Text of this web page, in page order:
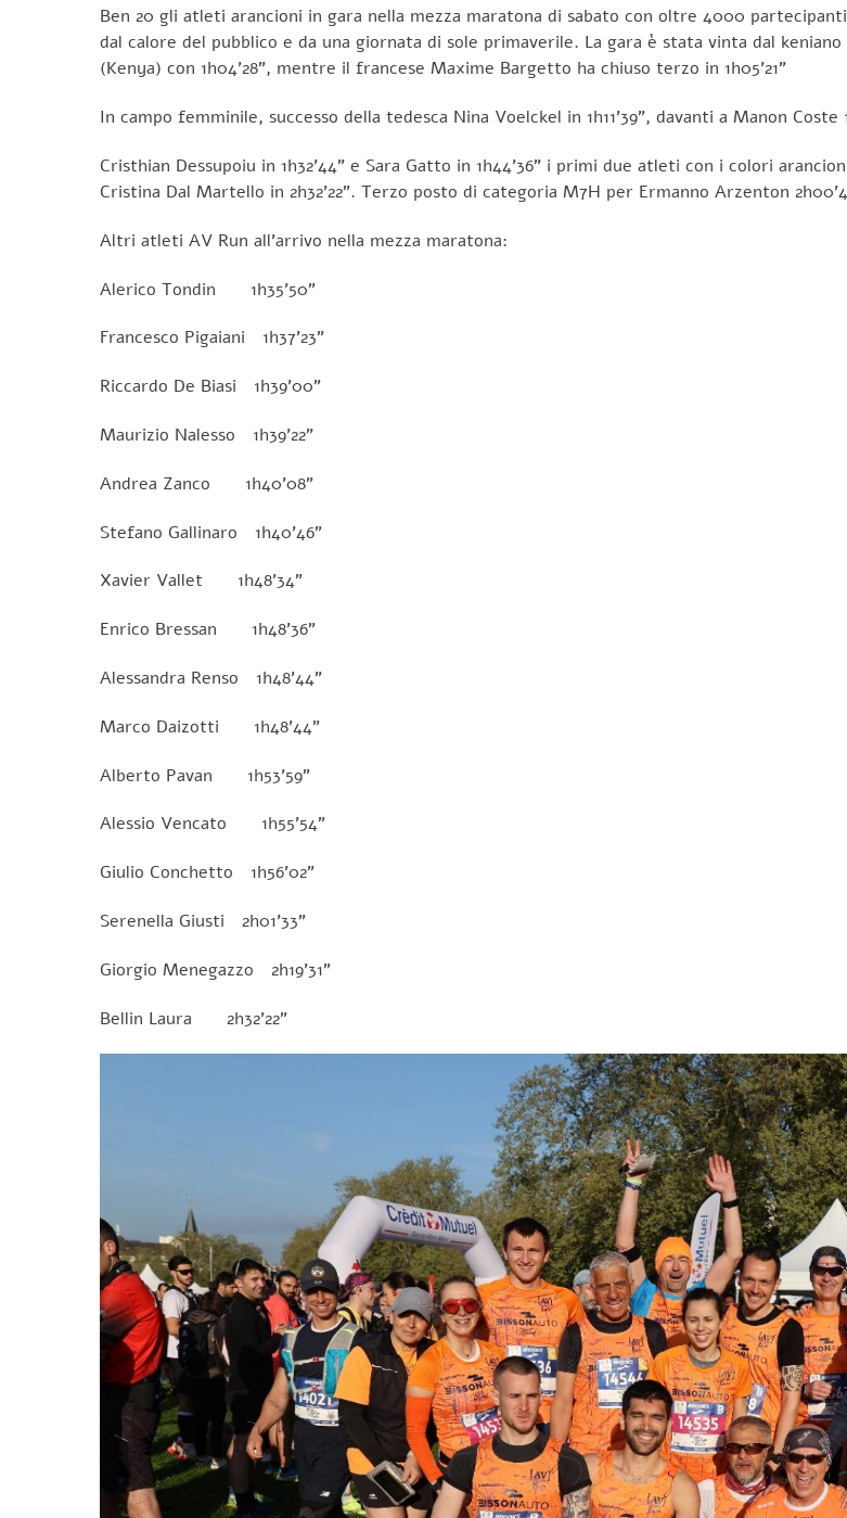
Ben 20 gli atleti arancioni in gara nella mezza maratona di sabato con oltre 4000
dal calore del pubblico e da una giornata di sole primaverile. La gara è stata vinta dal keniano
(Kenya) con 1h04’28”, mentre il francese Maxime Bargetto ha chiuso terzo in 1h05’21”
In campo femminile, successo della tedesca Nina Voelckel in 1h11’39”, davanti a Manon Coste
Cristhian Dessupoiu in 1h32’44” e Sara Gatto in 1h44’36” i primi due atleti con i colori
Cristina Dal Martello in 2h32’22”. Terzo posto di categoria M7H per Ermanno Arzenton
Altri atleti AV Run all’arrivo nella mezza maratona:
Alerico Tondin 1h35’50”
Francesco Pigaiani 1h37’23”
Riccardo De Biasi 1h39’00”
Maurizio Nalesso 1h39’22”
Andrea Zanco 1h40’08”
Stefano Gallinaro 1h40’46”
Xavier Vallet 1h48’34”
Enrico Bressan 1h48’36”
Alessandra Renso 1h48’44”
Marco Daizotti 1h48’44”
Alberto Pavan 1h53’59”
Alessio Vencato 1h55’54”
Giulio Conchetto 1h56’02”
Serenella Giusti 2h01’33”
Giorgio Menegazzo 2h19’31”
Bellin Laura 2h32’22”